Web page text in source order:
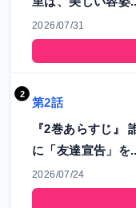
2026/07/31
第2話
『2巻あらすじ』
に「友達宣告」を
2026/07/24